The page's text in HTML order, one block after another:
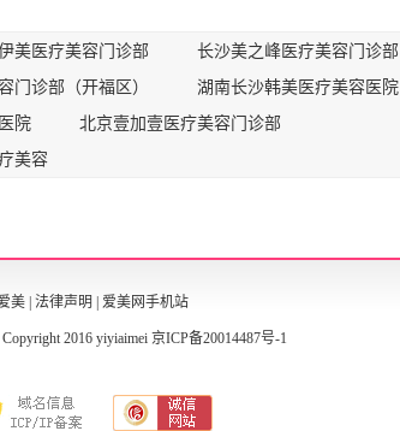
美医疗美容门诊部
长沙美之峰医疗美容门诊部
门诊部（开福区）
湖南长沙韩美医疗美容医院
院
北京壹加壹医疗美容门诊部
美容
美 法律声明 爱美网手机站
2016 yiyiaimei 京ICP备20014487号-1